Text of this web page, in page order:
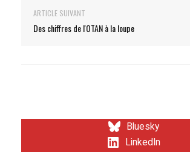
ARTICLE SUIVANT
Des chiffres de l'OTAN à la loupe
Bluesky
LinkedIn